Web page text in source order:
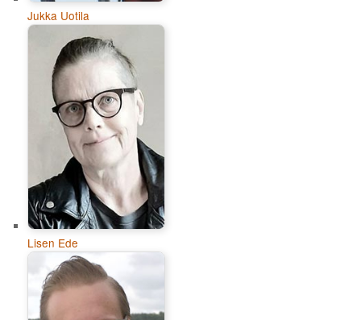
Jukka Uotila
Lisen Ede